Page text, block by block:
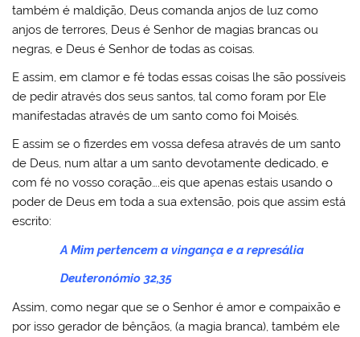
também é maldição, Deus comanda anjos de luz como
anjos de terrores, Deus é Senhor de magias brancas ou
negras, e Deus é Senhor de todas as coisas.
E assim, em clamor e fé todas essas coisas lhe são possíveis
de pedir através dos seus santos, tal como foram por Ele
manifestadas através de um santo como foi Moisés.
E assim se o fizerdes em vossa defesa através de um santo
de Deus, num altar a um santo devotamente dedicado, e
com fé no vosso coração….eis que apenas estais usando o
poder de Deus em toda a sua extensão, pois que assim está
escrito:
A Mim pertencem a vingança e a represália
Deuteronómio 32,35
Assim, como negar que se o Senhor é amor e compaixão e
por isso gerador de bênçãos, (a magia branca), também ele